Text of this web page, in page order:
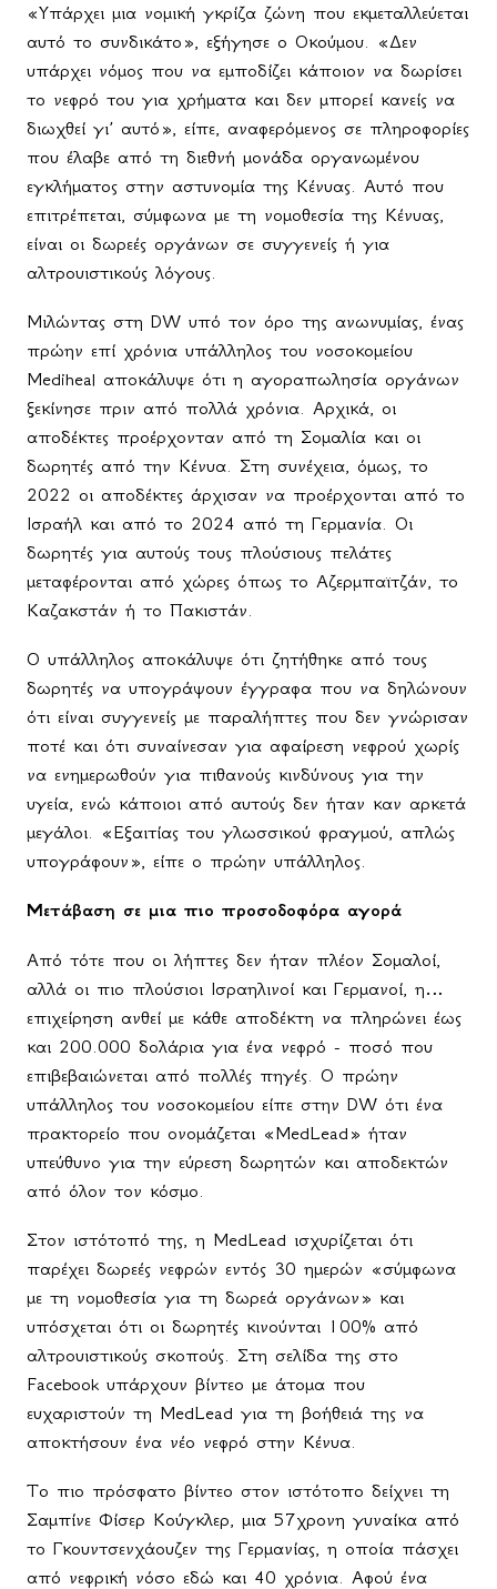
«Υπάρχει μια νομική γκρίζα ζώνη που εκμεταλλεύεται
αυτό το συνδικάτο», εξήγησε ο Οκούμου. «Δεν
υπάρχει νόμος που να εμποδίζει κάποιον να δωρίσει
το νεφρό του για χρήματα και δεν μπορεί κανείς να
διωχθεί γι’ αυτό», είπε, αναφερόμενος σε πληροφορίες
που έλαβε από τη διεθνή μονάδα οργανωμένου
εγκλήματος στην αστυνομία της Κένυας. Αυτό που
επιτρέπεται, σύμφωνα με τη νομοθεσία της Κένυας,
είναι οι δωρεές οργάνων σε συγγενείς ή για
αλτρουιστικούς λόγους.
Μιλώντας στη DW υπό τον όρο της ανωνυμίας, ένας
πρώην επί χρόνια υπάλληλος του νοσοκομείου
Mediheal αποκάλυψε ότι η αγοραπωλησία οργάνων
ξεκίνησε πριν από πολλά χρόνια. Αρχικά, οι
αποδέκτες προέρχονταν από τη Σομαλία και οι
δωρητές από την Κένυα. Στη συνέχεια, όμως, το
2022 οι αποδέκτες άρχισαν να προέρχονται από το
Ισραήλ και από το 2024 από τη Γερμανία. Οι
δωρητές για αυτούς τους πλούσιους πελάτες
μεταφέρονται από χώρες όπως το Αζερμπαϊτζάν, το
Καζακστάν ή το Πακιστάν.
Ο υπάλληλος αποκάλυψε ότι ζητήθηκε από τους
δωρητές να υπογράψουν έγγραφα που να δηλώνουν
ότι είναι συγγενείς με παραλήπτες που δεν γνώρισαν
ποτέ και ότι συναίνεσαν για αφαίρεση νεφρού χωρίς
να ενημερωθούν για πιθανούς κινδύνους για την
υγεία, ενώ κάποιοι από αυτούς δεν ήταν καν αρκετά
μεγάλοι. «Εξαιτίας του γλωσσικού φραγμού, απλώς
υπογράφουν», είπε ο πρώην υπάλληλος.
Μετάβαση σε μια πιο προσοδοφόρα αγορά
Από τότε που οι λήπτες δεν ήταν πλέον Σομαλοί,
αλλά οι πιο πλούσιοι Ισραηλινοί και Γερμανοί, η…
επιχείρηση ανθεί με κάθε αποδέκτη να πληρώνει έως
και 200.000 δολάρια για ένα νεφρό - ποσό που
επιβεβαιώνεται από πολλές πηγές. Ο πρώην
υπάλληλος του νοσοκομείου είπε στην DW ότι ένα
πρακτορείο που ονομάζεται «MedLead» ήταν
υπεύθυνο για την εύρεση δωρητών και αποδεκτών
από όλον τον κόσμο.
Στον ιστότοπό της, η MedLead ισχυρίζεται ότι
παρέχει δωρεές νεφρών εντός 30 ημερών «σύμφωνα
με τη νομοθεσία για τη δωρεά οργάνων» και
υπόσχεται ότι οι δωρητές κινούνται 100% από
αλτρουιστικούς σκοπούς. Στη σελίδα της στο
Facebook υπάρχουν βίντεο με άτομα που
ευχαριστούν τη MedLead για τη βοήθειά της να
αποκτήσουν ένα νέο νεφρό στην Κένυα.
Το πιο πρόσφατο βίντεο στον ιστότοπο δείχνει τη
Σαμπίνε Φίσερ Κούγκλερ, μια 57χρονη γυναίκα από
το Γκουντσενχάουζεν της Γερμανίας, η οποία πάσχει
από νεφρική νόσο εδώ και 40 χρόνια. Αφού ένα